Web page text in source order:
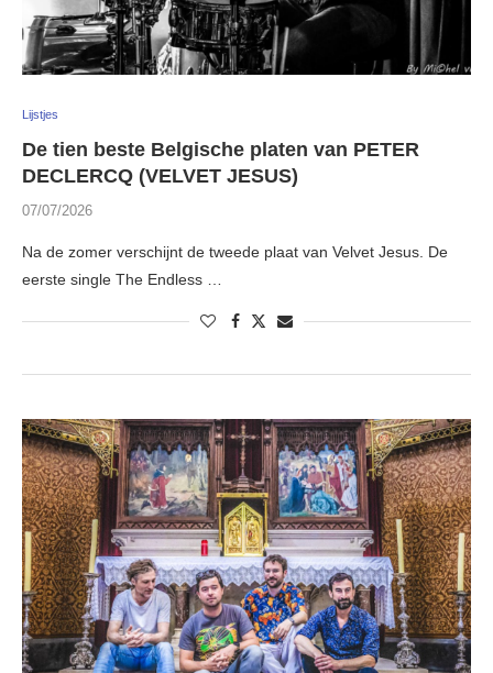
Lijstjes
De tien beste Belgische platen van PETER
DECLERCQ (VELVET JESUS)
07/07/2026
Na de zomer verschijnt de tweede plaat van Velvet Jesus. De
eerste single The Endless …